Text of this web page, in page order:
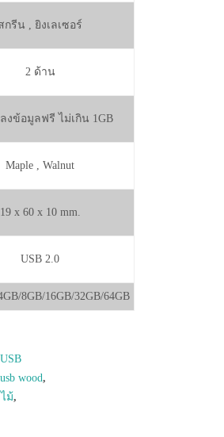
กรีน , ยิงเลเซอร์
2 ด้าน
งข้อมูลฟรี ไม่เกิน 1GB
Maple , Walnut
19 x 60 x 10 mm.
USB 2.0
8GB/16GB/32GB/64GB
usb wood,
ม้,